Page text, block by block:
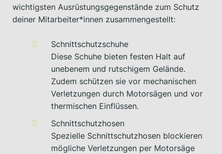
wichtigsten Ausrüstungsgegenstände zum Schutz
deiner Mitarbeiter*innen zusammengestellt:
Schnittschutzschuhe
Diese Schuhe bieten festen Halt auf
unebenem und rutschigem Gelände.
Zudem schützen sie vor mechanischen
Verletzungen durch Motorsägen und vor
thermischen Einflüssen.
Schnittschutzhosen
Spezielle Schnittschutzhosen blockieren
mögliche Verletzungen per Motorsäge